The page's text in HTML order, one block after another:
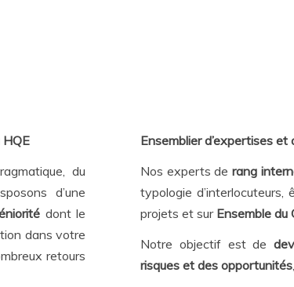
HQE
, du
d’une
dont le
dans votre
retours
Ensemblier d’expertises
Nos experts de rang
typologie
projets et sur Ensemble du
Notre objectif est de
risques et des opportunités